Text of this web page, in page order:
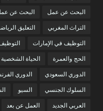
البحث عن عمل البحث عن
التراث المغربي التعليق
التوظيف في الإمارات
الحج والعمرة الحياة الشخصية
الدوري السعودي الدوري
السلوك الجنسي السيو
العربي الجديد العمل عن بعد